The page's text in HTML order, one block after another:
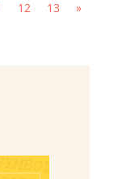
12 13 »